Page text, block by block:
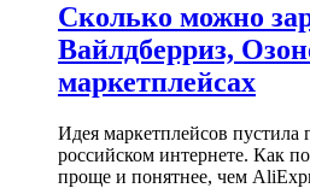
Сколько можно
Вайлдберриз,
маркетплейсах
Идея маркетплейсов пустила
российском интернете. Как
проще и понятнее, чем